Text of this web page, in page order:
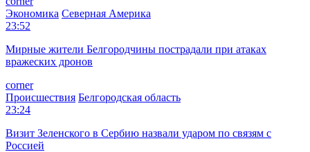
Экономика Северная Америка
23:52
Мирные жители Белгородчины пострадали при атаках
вражеских дронов
corner
Происшествия Белгородская область
23:24
Визит Зеленского в Сербию назвали ударом по связям с
Россией